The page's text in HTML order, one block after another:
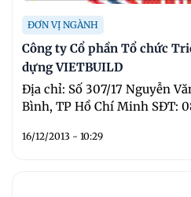
ĐƠN VỊ NGÀNH
Công ty Cổ phần Tổ chức
dựng VIETBUILD
Địa chỉ: Số 307/17 Nguyễn
Bình, TP Hồ Chí Minh SĐT: 08.39974999; FAX: 08
16/12/2013 - 10:29